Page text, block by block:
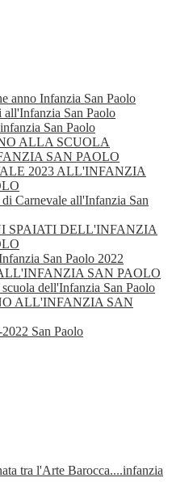
anno Infanzia San Paolo
San Paolo
San Paolo
ALLA SCUOLA
SAN PAOLO
2023 ALL'INFANZIA
di Carnevale all'Infanzia San
SPAIATI DELL'INFANZIA
San Paolo 2022
SAN PAOLO
dell'Infanzia San Paolo
ALL'INFANZIA SAN
San Paolo
tra l'Arte Barocca....infanzia